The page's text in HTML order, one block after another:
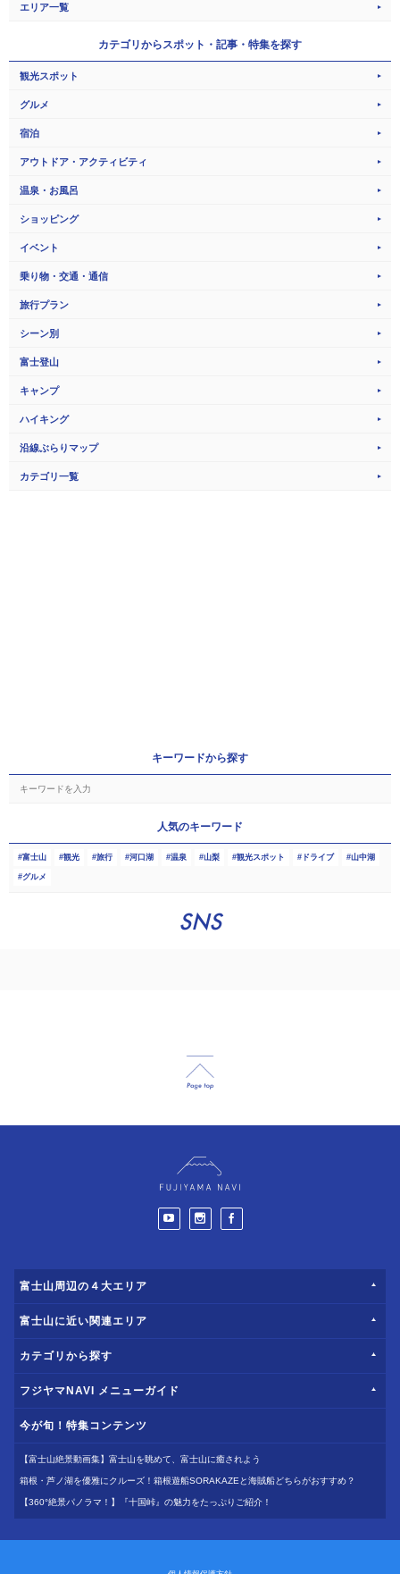
エリア一覧
カテゴリから スポット・記事・特集を探す
観光スポット
グルメ
宿泊
アウトドア・アクティビティ
温泉・お風呂
ショッピング
イベント
乗り物・交通・通信
旅行プラン
シーン別
富士登山
キャンプ
ハイキング
沿線ぶらりマップ
カテゴリ一覧
キーワードから探す
人気のキーワード
富士山 観光 旅行 河口湖 温泉 山梨 観光スポット ドライブ 山中湖
グルメ
SNS
富士山周辺の４大エリア
富士山に近い関連エリア
カテゴリから探す
フジヤマNAVI メニューガイド
今が旬！特集コンテンツ
【富士山絶景動画集】富士山を眺めて、富士山に癒されよう
箱根・芦ノ湖を優雅にクルーズ！箱根遊船SORAKAZEと海賊船どちらがおすすめ？
【360°絶景パノラマ！】『十国峠』の魅力をたっぷりご紹介！